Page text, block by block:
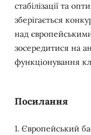
стабілізації та
зберігається
над
зосередитися на
функціонування
Посилання
1. Європейський